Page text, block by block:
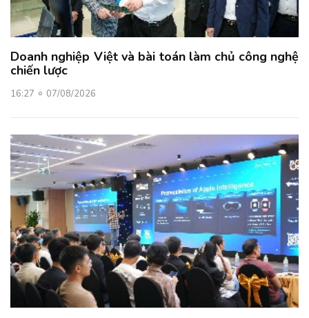
Doanh nghiệp Việt và bài toán làm chủ công nghệ
chiến lược
16:27 07/08/2026